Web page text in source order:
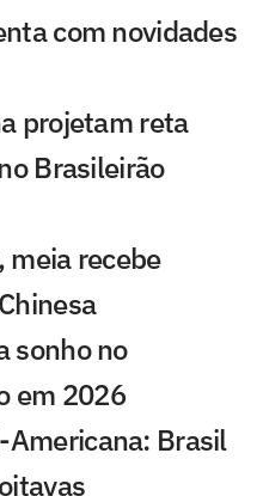
com novidades
projetam reta
Brasileirão
meia recebe
sonho no
em 2026
Americana: Brasil